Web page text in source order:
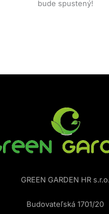
bude spustený!
GREEN GARDEN HR s.r.o.
Budovateľská 1701/20